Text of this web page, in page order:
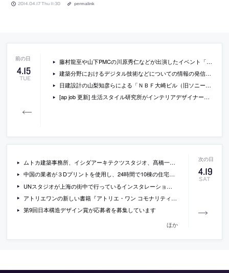
2014.04.17 Thu 11:30 permalink
4.15
TUE
藤村龍至や山下PMCの川原秀仁などが出演したイベント「PROPS プロトーク [第2回] 開発・オペレーション」の書き起こし
建築分野におけるデジタル技術などについての情報の発信などもしている「noiz EaR」のウェブサイトが公開
日建設計の山梨知彦らによる「ＮＢＦ大崎ビル（旧ソニーシティ大崎）」や篠原聡子による「ＳＨＡＲＥ ｙａｒａｉｃｈｏ」などが日本建築学会賞に
[ap job 更新] 生活スタイル研究所がインテリアデザイナー・企画プランナーを募集中
4.19
SAT
ムトカ建築事務所、イシダアーキテクツスタジオ、髙橋一平、遠藤秀平による建築展「happy talking」の会場写真
中国の業者が３Dプリントを使用し、24時間で10棟の住宅を建てているそうです
UNスタジオが上海の街中で行っているインスタレーションの写真
アトリエワンの新しい書籍『アトリエ・ワン コモナリティーズ ふるまいの生産』
第9回日本構造デザイン賞が応募者を募集しています
ほか